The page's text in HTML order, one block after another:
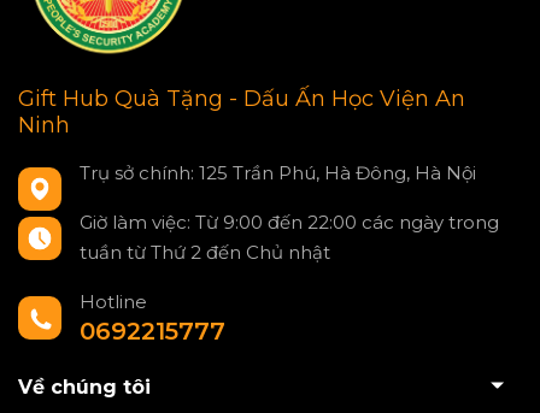
Gift Hub Quà Tặng - Dấu Ấn Học Viện An
Ninh
Trụ sở chính: 125 Trần Phú, Hà Đông, Hà Nội
Giờ làm việc: Từ 9:00 đến 22:00 các ngày trong
tuần từ Thứ 2 đến Chủ nhật
Hotline
0692215777
Về chúng tôi